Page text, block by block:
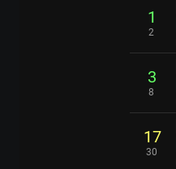
1
2
3
8
17
30